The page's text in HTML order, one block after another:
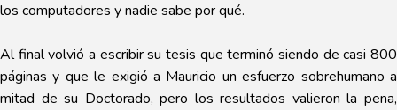
los computadores y nadie sabe por qué.
Al final volvió a escribir su tesis que terminó siendo de casi 800
páginas y que le exigió a Mauricio un esfuerzo sobrehumano a
mitad de su Doctorado, pero los resultados valieron la pena,